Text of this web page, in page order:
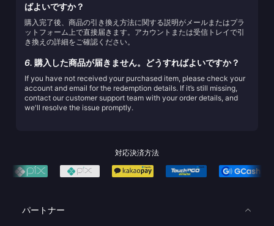
ばよいですか？
購入完了後、商品の引き換え方法に関する説明がメールまたはプラ
ットフォーム上で直接届きます。アカウントまたは受信トレイで引
き換えの詳細をご確認ください。
6. 購入した商品が届きません。どうすればよいですか？
If you have not received your purchased item, please check your
account and email for the redemption details. If it’s still missing,
contact our customer support team with your order details, and
we'll resolve the issue promptly.
対応決済方法
パートナー